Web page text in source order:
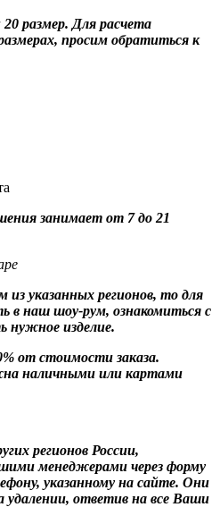
размер. Для расчета
просим обратиться к
занимает от 7 до 21
из указанных регионов, то для
в наш шоу-рум, ознакомиться с
нужное изделие.
от стоимости заказа.
наличными или картами
регионов России,
менеджерами через форму
указанному на сайте. Они
удалении, ответив на все Ваши